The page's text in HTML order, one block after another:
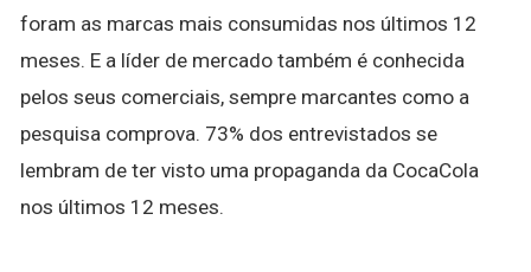
foram as marcas mais consumidas nos últimos 12
meses. E a líder de mercado também é conhecida
pelos seus comerciais, sempre marcantes como a
pesquisa comprova. 73% dos entrevistados se
lembram de ter visto uma propaganda da CocaCola
nos últimos 12 meses.